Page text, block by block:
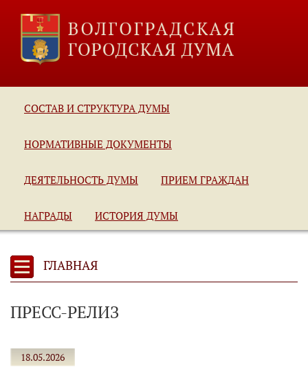
СОСТАВ И СТРУКТУРА ДУМЫ
НОРМАТИВНЫЕ ДОКУМЕНТЫ
ДЕЯТЕЛЬНОСТЬ ДУМЫ ПРИЕМ ГРАЖДАН
НАГРАДЫ ИСТОРИЯ ДУМЫ
ГЛАВНАЯ
ПРЕСС-РЕЛИЗ
18.05.2026